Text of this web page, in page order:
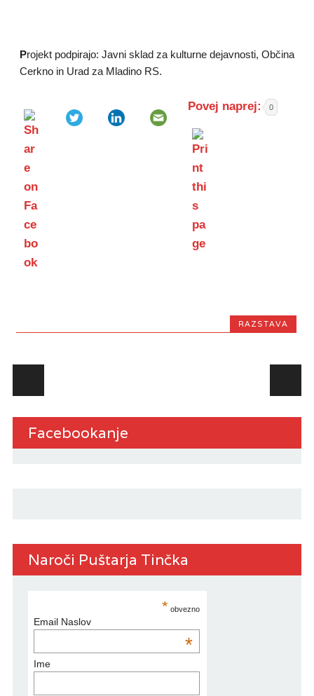
Projekt podpirajo: Javni sklad za kulturne dejavnosti, Občina
Cerkno in Urad za Mladino RS.
Povej naprej: 0
RAZSTAVA
Facebookanje
Naroči Puštarja Tinčka
* obvezno
Email Naslov
*
Ime